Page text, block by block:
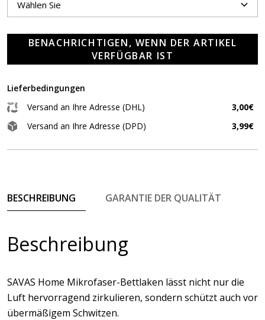
BENACHRICHTIGEN, WENN DER ARTIKEL
VERFÜGBAR IST
Lieferbedingungen
Versand an Ihre Adresse (DHL)
3,00€
Versand an Ihre Adresse (DPD)
3,99€
BESCHREIBUNG GARANTIE DER QUALITÄT
Beschreibung
SAVAS Home Mikrofaser-Bettlaken lässt nicht nur die
Luft hervorragend zirkulieren, sondern schützt auch vor
übermäßigem Schwitzen.